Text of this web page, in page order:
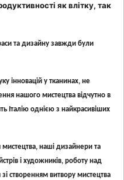
як влітку, так
та дизайну завжди були
інновацій у тканинах, не
нашого мистецтва відчутно в
Італію однією з найкрасивіших
наші дизайнери та
і художників, роботу над
створенням витвору мистецтва